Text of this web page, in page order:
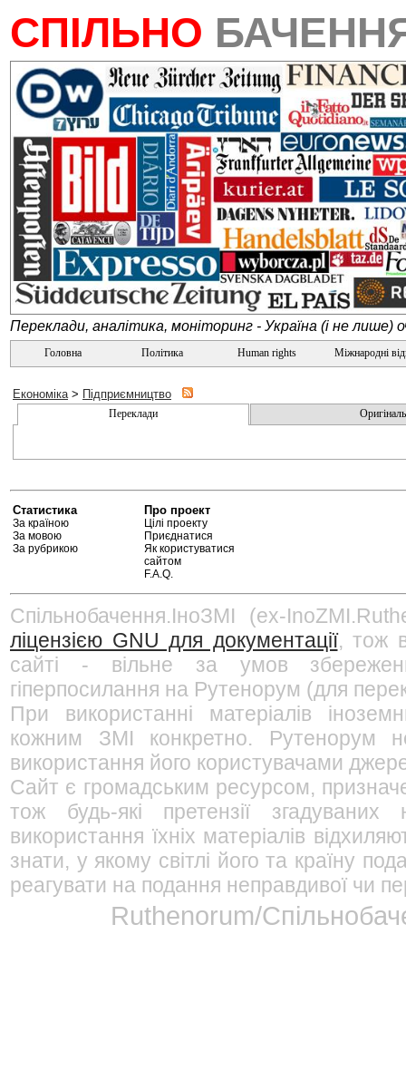
СПІЛЬНО
Переклади, аналітика, моніторинг - Україна (і не лише)
Головна Політика Human rights Міжнародні
Економіка> Підприємництво
Переклади
Статистика
За країною
За мовою
За рубрикою
Про проект
Цілі проекту
Приєднатися
Як користуватися
сайтом
F.A.Q.
Спільнобачення.ІноЗМІ (ex-
ліцензією GNU для документації, тож
сайті - вільне за умов
гіперпосилання на Рутенорум (для
При використанні матеріалів
кожним ЗМІ конкретно. Рутенорум
використання його користувачами
Сайт є громадським ресурсом,
тож будь-які претензії
використання їхніх матеріалів
знати, у якому світлі його та країну
реагувати на подання неправдивої чи
Ruthenorum/